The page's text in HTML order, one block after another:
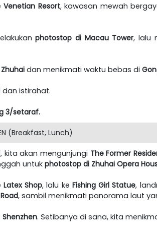
Venetian Resort, kawasan mewah
photostop di Macau Tower, lalu
Zhuhai dan menikmati waktu bebas di
dan istirahat.
3/setaraf.
(Breakfast, Lunch)
kita akan mengunjungi The Former
untukphotostop di Zhuhai Opera
Latex Shop, lalu ke Fishing Girl Statue,
, sambil menikmati panorama laut
Shenzhen. Setibanya di sana, kita